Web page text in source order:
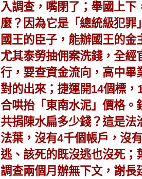
入調查，嘴閉了；舉國上
麼？因為它是「總統級犯
國王的臣子，能辦國王的金
尤其泰勞抽佣案洗錢，全
行，要查資金流向，高中畢
對的出來；捷運開14個標
合哄抬「東南水泥」價格。
共捐陳水扁多少錢？這是
法葉，沒有4千個帳戶，沒
逃、該死的既沒逃也沒死；
調查兩個月辦無下文，謝長